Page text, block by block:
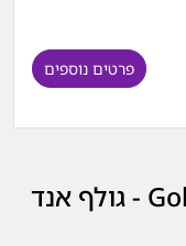
פרטים נוספים
המלצות וביקורות על Golf&Co - גולף אנד